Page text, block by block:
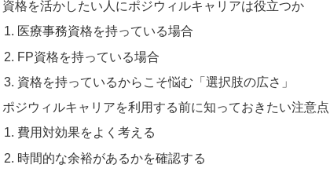
資格を活かしたい人にポジウィルキャリアは役立つか
医療事務資格を持っている場合
FP資格を持っている場合
資格を持っているからこそ悩む「選択肢の広さ」
ポジウィルキャリアを利用する前に知っておきたい注意点
費用対効果をよく考える
時間的な余裕があるかを確認する